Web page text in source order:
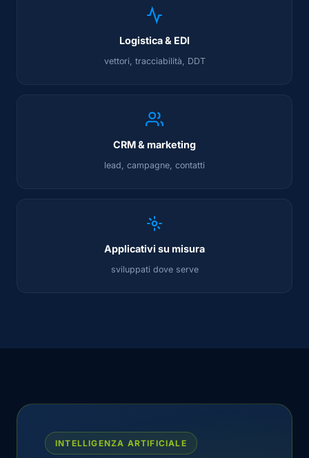
Logistica & EDI
vettori, tracciabilità, DDT
CRM & marketing
lead, campagne, contatti
Applicativi su misura
sviluppati dove serve
INTELLIGENZA ARTIFICIALE